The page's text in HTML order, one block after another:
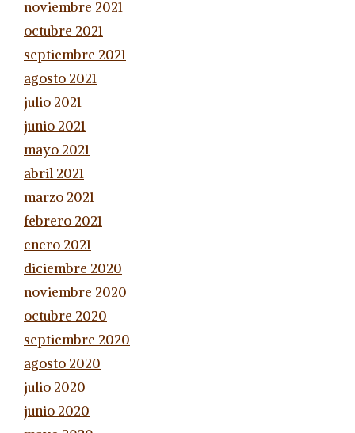
noviembre 2021
octubre 2021
septiembre 2021
agosto 2021
julio 2021
junio 2021
mayo 2021
abril 2021
marzo 2021
febrero 2021
enero 2021
diciembre 2020
noviembre 2020
octubre 2020
septiembre 2020
agosto 2020
julio 2020
junio 2020